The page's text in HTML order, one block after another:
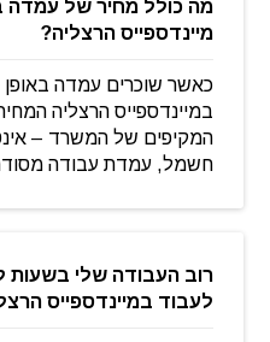
מה כולל מחיר של עמדה
מיינדספייס הרצליה?
כאשר שוכרים עמדה באופן
במיינדספייס הרצליה
המקיפים של המשרד –
חשמל, עמדת עבודה
רוב העבודה שלי
לעבוד במיינדספייס